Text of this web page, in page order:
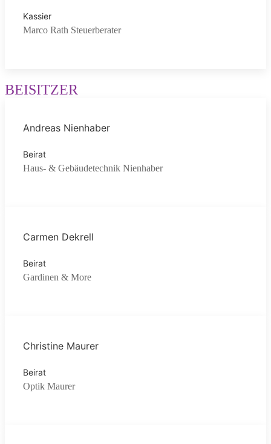
Kassier
Marco Rath Steuerberater
BEISITZER
Andreas Nienhaber
Beirat
Haus- & Gebäudetechnik Nienhaber
Carmen Dekrell
Beirat
Gardinen & More
Christine Maurer
Beirat
Optik Maurer